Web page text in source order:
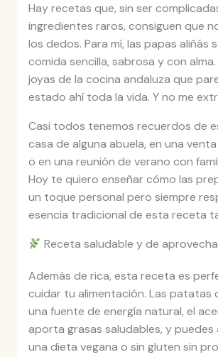
Hay recetas que, sin ser
ingredientes raros, consiguen que
los dedos. Para mí, las papas aliñás
comida sencilla, sabrosa y con
joyas de la cocina andaluza que
estado ahí toda la vida. Y no me
Casi todos tenemos recuerdos de
casa de alguna abuela, en una
o en una reunión de verano con
Hoy te quiero enseñar cómo las
un toque personal pero siempre
esencia tradicional de esta receta
Receta saludable y de
Además de rica, esta receta es
cuidar tu alimentación. Las patatas
una fuente de energía natural, el
aporta grasas saludables, y puedes
una dieta vegana o sin gluten sin